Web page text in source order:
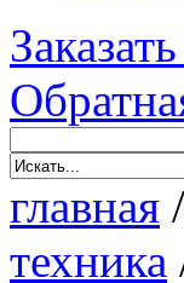
главная /
техника